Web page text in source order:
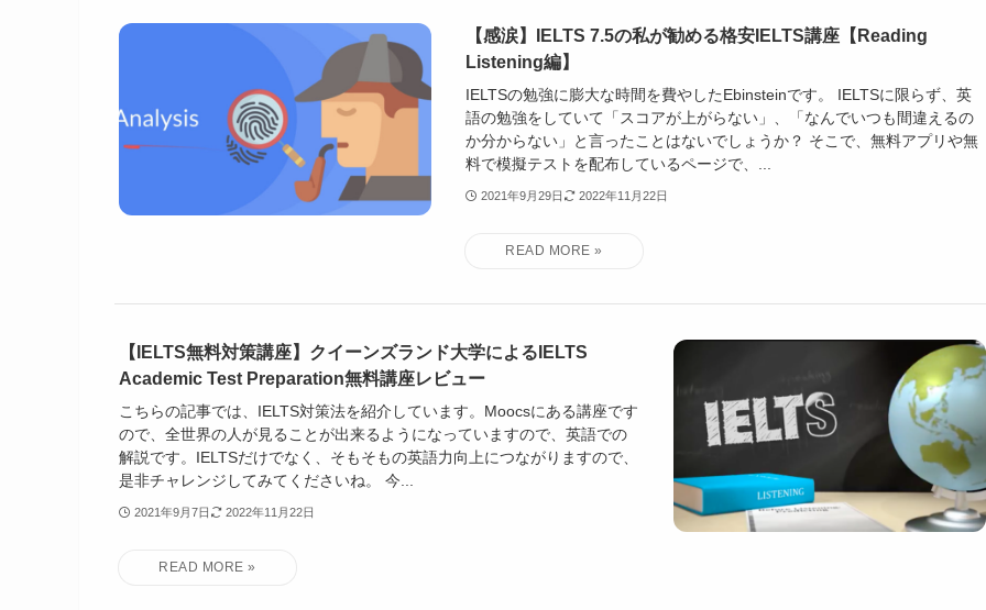
【感涙】IELTS 7.5の私が勧める格安IELTS講座【Reading
Listening編】
IELTSの勉強に膨大な時間を費やしたEbinsteinです。 IELTSに限らず、英
語の勉強をしていて「スコアが上がらない」、「なんでいつも間違えるの
か分からない」と言ったことはないでしょうか？ そこで、無料アプリや無
料で模擬テストを配布しているページで、...
2021年9月29日 2022年11月22日
【IELTS無料対策講座】クイーンズランド大学によるIELTS
Academic Test Preparation無料講座レビュー
こちらの記事では、IELTS対策法を紹介しています。Moocsにある講座です
ので、全世界の人が見ることが出来るようになっていますので、英語での
解説です。IELTSだけでなく、そもそもの英語力向上につながりますので、
是非チャレンジしてみてくださいね。 今...
2021年9月7日 2022年11月22日